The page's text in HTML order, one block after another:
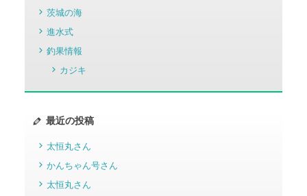
茨城の海
進水式
釣果情報
カジキ
最近の投稿
太恒丸さん
かんちゃん号さん
太恒丸さん